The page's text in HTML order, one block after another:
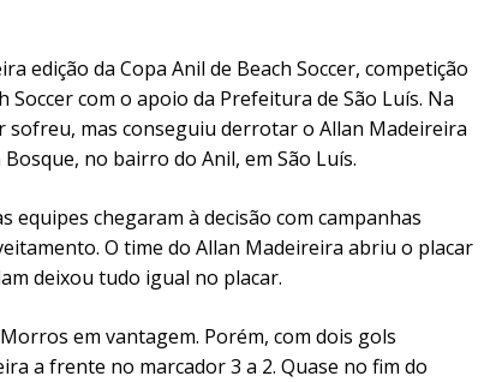
edição da Copa Anil de Beach Soccer, competição
com o apoio da Prefeitura de São Luís. Na
mas conseguiu derrotar o Allan Madeireira
no bairro do Anil, em São Luís.
chegaram à decisão com campanhas
O time do Allan Madeireira abriu o placar
deixou tudo igual no placar.
em vantagem. Porém, com dois gols
a frente no marcador 3 a 2. Quase no fim do